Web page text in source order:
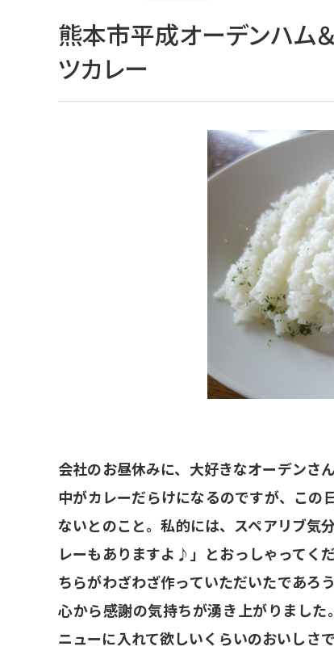
熊本市平成オーデンハ
ツカレー
会社のお昼休みに、大好きなオーデンさ
中がカレーだらけになるのですが、この
ないとのこと。私的には、スペアリブ気
レーもありますよ♪」とおっしゃってく
ちらがわざわざ作っていただいたであろ
心から感謝の気持ちが湧き上がりまし
ニューに入れて欲しいくらいのおいしさ